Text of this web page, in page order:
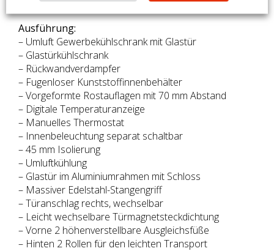
Ausführung:
– Umluft Gewerbekühlschrank mit Glastür
– Glastürkühlschrank
– Rückwandverdampfer
– Fugenloser Kunststoffinnenbehälter
– Vorgeformte Rostauflagen mit 70 mm Abstand
– Digitale Temperaturanzeige
– Manuelles Thermostat
– Innenbeleuchtung separat schaltbar
– 45 mm Isolierung
– Umluftkühlung
– Glastür im Aluminiumrahmen mit Schloss
– Massiver Edelstahl-Stangengriff
– Türanschlag rechts, wechselbar
– Leicht wechselbare Türmagnetsteckdichtung
– Vorne 2 höhenverstellbare Ausgleichsfüße
– Hinten 2 Rollen für den leichten Transport